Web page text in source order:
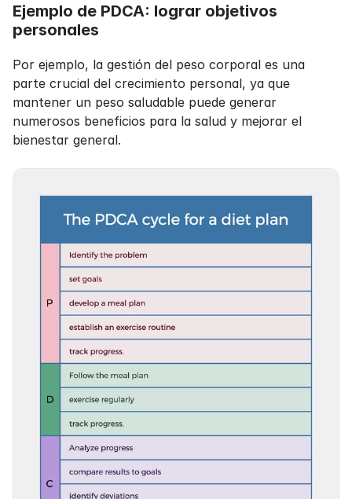
Ejemplo de PDCA: lograr objetivos
personales
Por ejemplo, la gestión del peso corporal es una
parte crucial del crecimiento personal, ya que
mantener un peso saludable puede generar
numerosos beneficios para la salud y mejorar el
bienestar general.